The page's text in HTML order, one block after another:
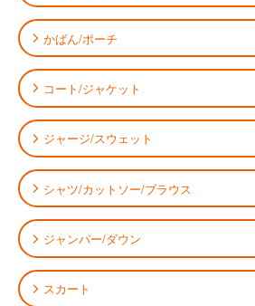
かばん/ポーチ
コート/ジャケット
ジャージ/スウェット
シャツ/カットソー/ブラウス
ジャンパー/ダウン
スカート